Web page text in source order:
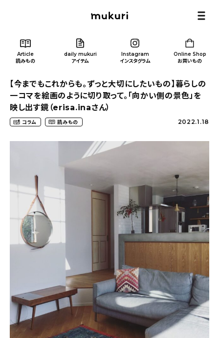
Article
読みもの
daily mukuri
アイテム
Instagram
インスタグラム
Online Shop
お買いもの
新着記事
人気の記事
おすすめの記事
キッチン
収納/掃除
【今までもこれからも。ずっと大切にしたいもの】暮らしの
一コマを絵画のように切り取って。「向かい側の景色」を
映し出す鏡（erisa.inaさん）
コラム 読みもの 2022.1.18